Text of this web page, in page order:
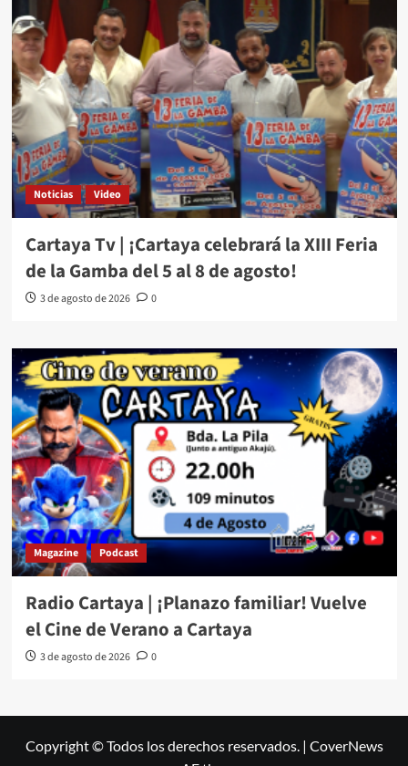
Noticias Video
Cartaya Tv | ¡Cartaya celebrará la XIII Feria
de la Gamba del 5 al 8 de agosto!
3 de agosto de 2026 0
Magazine Podcast
Radio Cartaya | ¡Planazo familiar! Vuelve
el Cine de Verano a Cartaya
3 de agosto de 2026 0
Copyright © Todos los derechos reservados. | CoverNews